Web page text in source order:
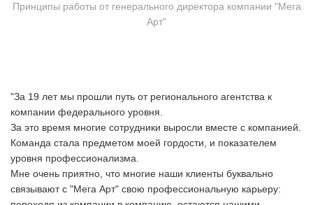
Принципы работы от генерального директора компании "Мега
Арт"
"За 19 лет мы прошли путь от регионального агентства к
компании федерального уровня.
За это время многие сотрудники выросли вместе с компанией.
Команда стала предметом моей гордости, и показателем
уровня профессионализма.
Мне очень приятно, что многие наши клиенты буквально
связывают с "Мега Арт" свою профессиональную карьеру: